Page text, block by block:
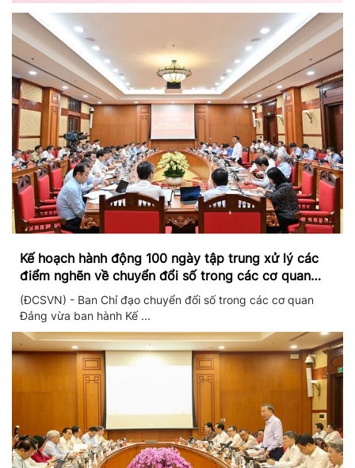
Kế hoạch hành động 100 ngày tập trung xử lý các
điểm nghẽn về chuyển đổi số trong các cơ quan
Đảng
(ĐCSVN) - Ban Chỉ đạo chuyển đổi số trong các cơ quan
Đảng vừa ban hành Kế ...